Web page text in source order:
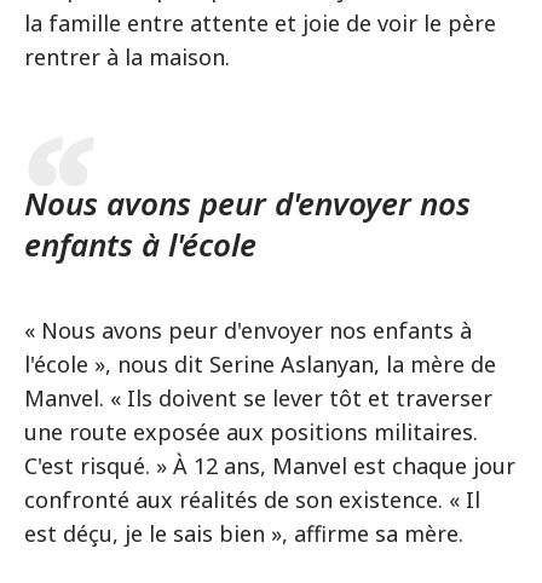
la famille entre attente et joie de voir le père
rentrer à la maison.
Nous avons peur d'envoyer nos
enfants à l'école
« Nous avons peur d'envoyer nos enfants à
l'école », nous dit Serine Aslanyan, la mère de
Manvel. « Ils doivent se lever tôt et traverser
une route exposée aux positions militaires.
C'est risqué. » À 12 ans, Manvel est chaque jour
confronté aux réalités de son existence. « Il
est déçu, je le sais bien », affirme sa mère.